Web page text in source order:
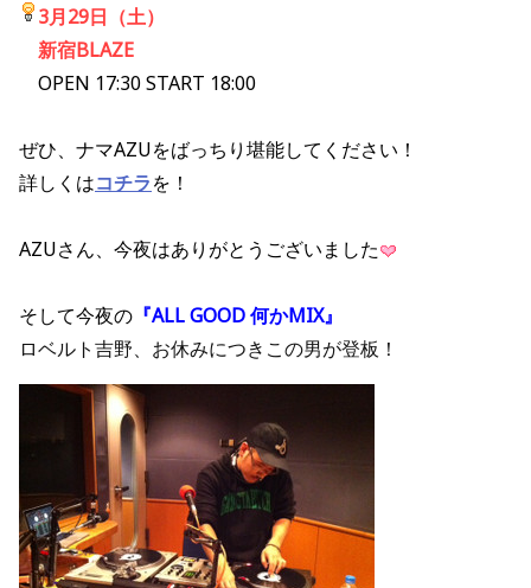
3月29日（土）
新宿BLAZE
OPEN 17:30 START 18:00
ぜひ、ナマAZUをばっちり堪能してください！
詳しくはコチラを！
AZUさん、今夜はありがとうございました
そして今夜の 『ALL GOOD 何かMIX』
ロベルト吉野、お休みにつきこの男が登板！